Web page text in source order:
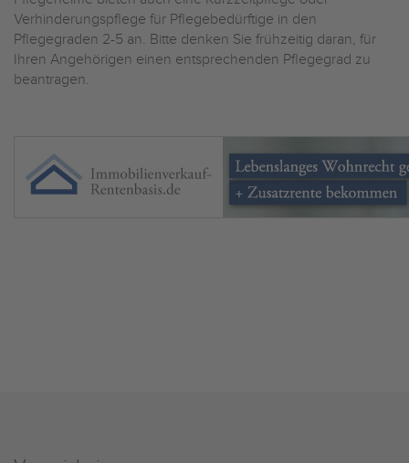
Verhinderungspflege für Pflegebedürftige in den
Pflegegraden 2-5 an. Bitte denken Sie frühzeitig daran, für
Ihren Angehörigen einen entsprechenden Pflegegrad zu
beantragen.